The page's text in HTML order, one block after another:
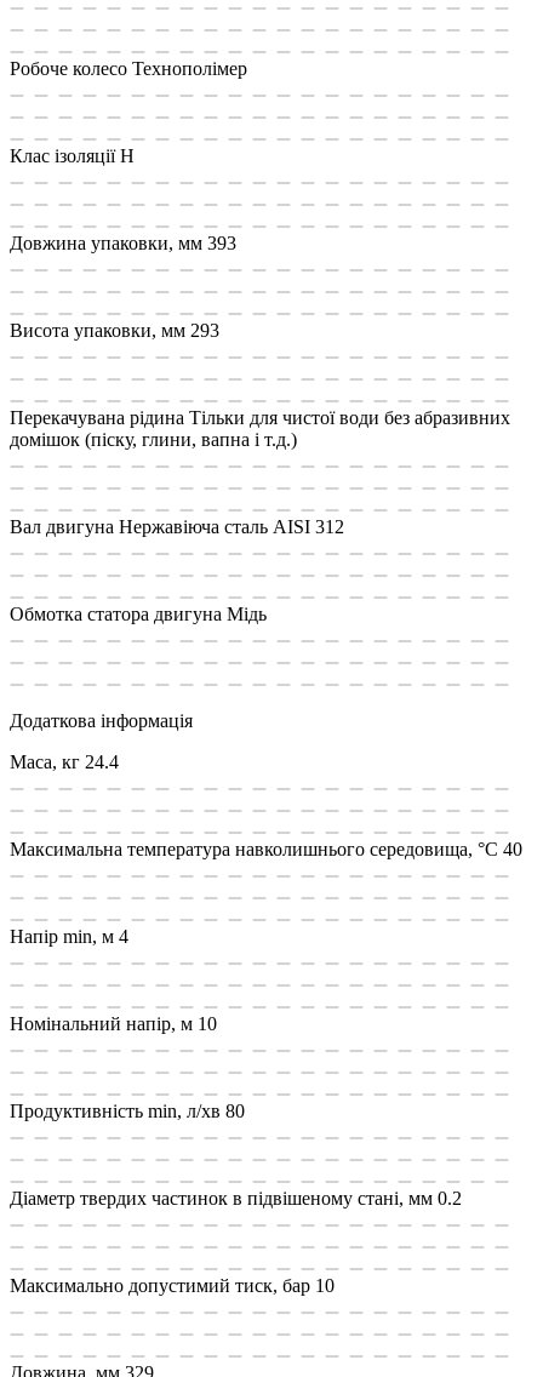
Робоче колесо Технополімер
Клас ізоляції Н
Довжина упаковки, мм 393
Висота упаковки, мм 293
Перекачувана рідина Тільки для чистої води без абразивних
домішок (піску, глини, вапна і т.д.)
Вал двигуна Нержавіюча сталь AISI 312
Обмотка статора двигуна Мідь
Додаткова інформація
Маса, кг 24.4
Максимальна температура навколишнього середовища, °C 40
Напір min, м 4
Номінальний напір, м 10
Продуктивність min, л/хв 80
Діаметр твердих частинок в підвішеному стані, мм 0.2
Максимально допустимий тиск, бар 10
Довжина, мм 329